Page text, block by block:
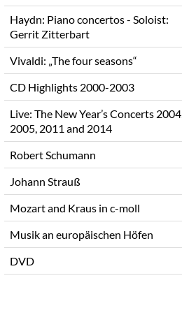
Haydn: Piano concertos - Soloist:
Gerrit Zitterbart
Vivaldi: „The four seasons“
CD Highlights 2000-2003
Live: The New Year’s Concerts 2004,
2005, 2011 and 2014
Robert Schumann
Johann Strauß
Mozart and Kraus in c-moll
Musik an europäischen Höfen
DVD